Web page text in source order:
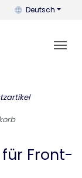
Mit diesem
Deutsch
Front-